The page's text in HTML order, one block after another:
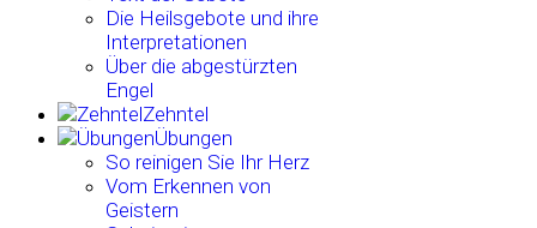
Die Heilsgebote und ihre
Interpretationen
Über die abgestürzten
Engel
Zehntel
Übungen
So reinigen Sie Ihr Herz
Vom Erkennen von
Geistern